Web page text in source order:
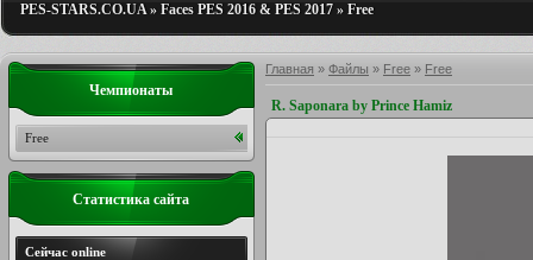
PES-STARS.CO.UA» Faces PES 2016 & PES 2017 » Free
Главная » Файлы » Free » Free
R. Saponara by Prince Hamiz
Чемпионаты
Free
Статистика сайта
Сейчас online